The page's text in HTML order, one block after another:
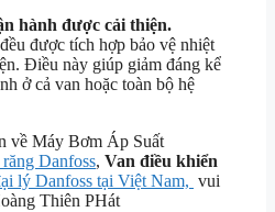
hành được cải thiện.
được tích hợp bảo vệ nhiệt
Điều này giúp giảm đáng kể
ở cả van hoặc toàn bộ hệ
về Máy Bơm Áp Suất
Danfoss, Van điều khiển
lý Danfoss tại Việt Nam, vui
Thiên PHát